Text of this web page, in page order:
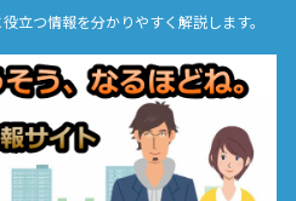
立つ情報を分かりやすく解説します。